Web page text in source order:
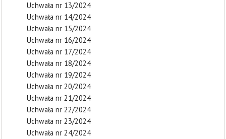
Uchwała nr 13/2024
Uchwała nr 14/2024
Uchwała nr 15/2024
Uchwała nr 16/2024
Uchwała nr 17/2024
Uchwała nr 18/2024
Uchwała nr 19/2024
Uchwała nr 20/2024
Uchwała nr 21/2024
Uchwała nr 22/2024
Uchwała nr 23/2024
Uchwała nr 24/2024